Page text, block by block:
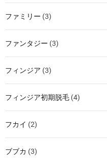
ファミリー (3)
ファンタジー (3)
フィンジア (3)
フィンジア初期脱毛 (4)
フカイ (2)
ブブカ (3)